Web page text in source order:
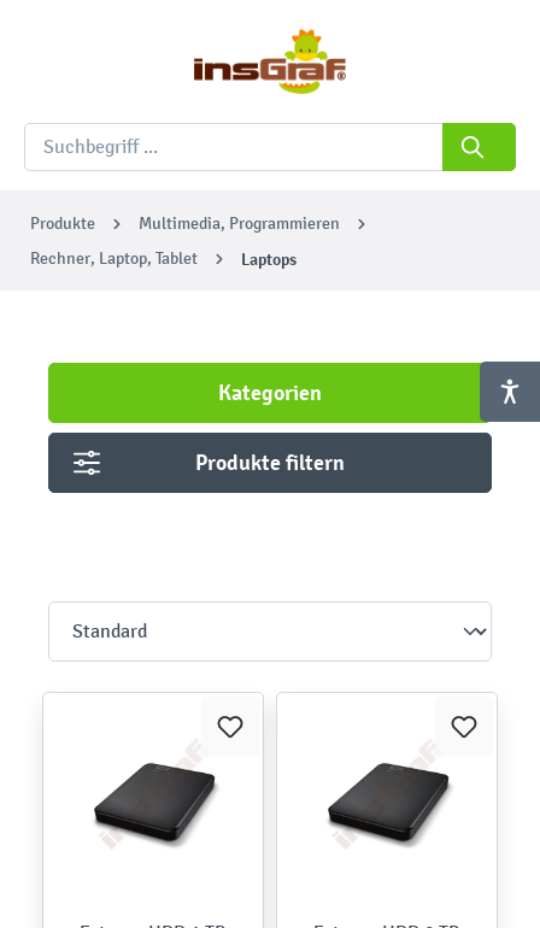
Produkte
Multimedia, Programmieren
Rechner, Laptop, Tablet
Laptops
Kategorien
Produkte filtern